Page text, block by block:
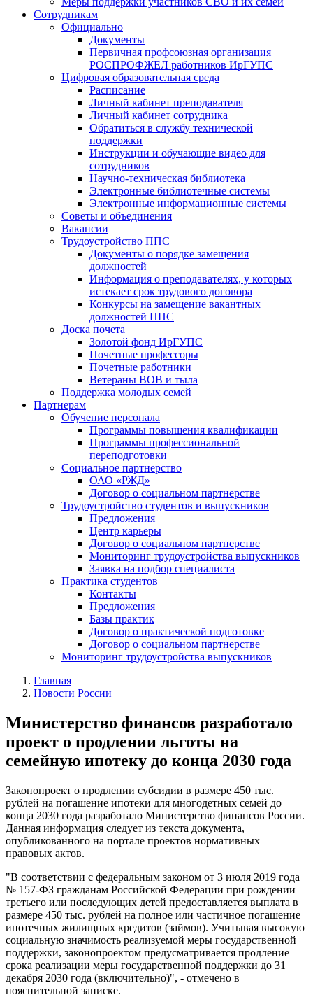
Сотрудникам
Официально
Документы
Первичная профсоюзная организация
РОСПРОФЖЕЛ работников ИрГУПС
Цифровая образовательная среда
Расписание
Личный кабинет преподавателя
Личный кабинет сотрудника
Обратиться в службу технической
поддержки
Инструкции и обучающие видео для
сотрудников
Научно-техническая библиотека
Электронные библиотечные системы
Электронные информационные системы
Советы и объединения
Вакансии
Трудоустройство ППС
Документы о порядке замещения
должностей
Информация о преподавателях, у которых
истекает срок трудового договора
Конкурсы на замещение вакантных
должностей ППС
Доска почета
Золотой фонд ИрГУПС
Почетные профессоры
Почетные работники
Ветераны ВОВ и тыла
Поддержка молодых семей
Партнерам
Обучение персонала
Программы повышения квалификации
Программы профессиональной
переподготовки
Социальное партнерство
ОАО «РЖД»
Договор о социальном партнерстве
Трудоустройство студентов и выпускников
Предложения
Центр карьеры
Договор о социальном партнерстве
Мониторинг трудоустройства выпускников
Заявка на подбор специалиста
Практика студентов
Контакты
Предложения
Базы практик
Договор о практической подготовке
Договор о социальном партнерстве
Мониторинг трудоустройства выпускников
Главная
Новости России
Министерство финансов разработало
проект о продлении льготы на
семейную ипотеку до конца 2030 года
Законопроект о продлении субсидии в размере 450 тыс.
рублей на погашение ипотеки для многодетных семей до
конца 2030 года разработало Министерство финансов России.
Данная информация следует из текста документа,
опубликованного на портале проектов нормативных
правовых актов.
"В соответствии с федеральным законом от 3 июля 2019 года
№ 157-ФЗ гражданам Российской Федерации при рождении
третьего или последующих детей предоставляется выплата в
размере 450 тыс. рублей на полное или частичное погашение
ипотечных жилищных кредитов (займов). Учитывая высокую
социальную значимость реализуемой меры государственной
поддержки, законопроектом предусматривается продление
срока реализации меры государственной поддержки до 31
декабря 2030 года (включительно)", - отмечено в
пояснительной записке.